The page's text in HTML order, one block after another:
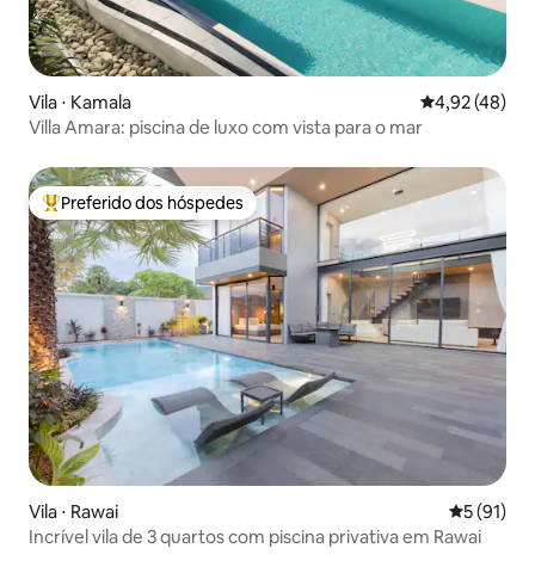
Vila ⋅ Kamala 4,92 de uma
4,92 (48)
Villa Amara: piscina de luxo com vista para o mar
Entre os melhores preferidos dos hóspedes
Preferido dos hóspedes
Vila ⋅ Rawai 5 de uma
5 (91)
Incrível vila de 3 quartos com piscina privativa em Rawai